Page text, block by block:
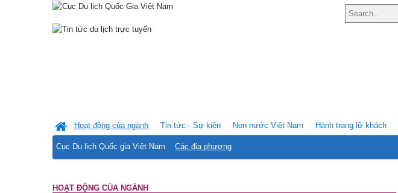
Hoạt động của ngành
Cục Du lịch Quốc gia Việt Nam Các địa phương
Tin tức - Sự kiện Non nước Việt Nam Hành trang lữ khách
HOẠT ĐỘNG CỦA NGÀNH